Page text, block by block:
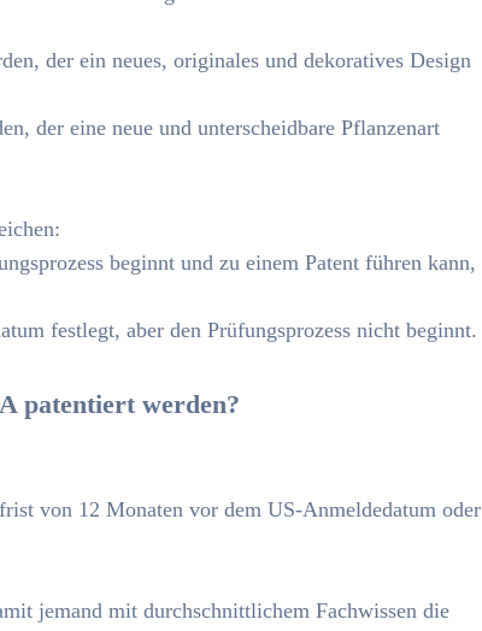
der ein neues, originales und dekoratives Design
der eine neue und unterscheidbare Pflanzenart
beginnt und zu einem Patent führen kann,
festlegt, aber den Prüfungsprozess nicht beginnt.
patentiert werden?
von 12 Monaten vor dem US-Anmeldedatum oder
jemand mit durchschnittlichem Fachwissen die